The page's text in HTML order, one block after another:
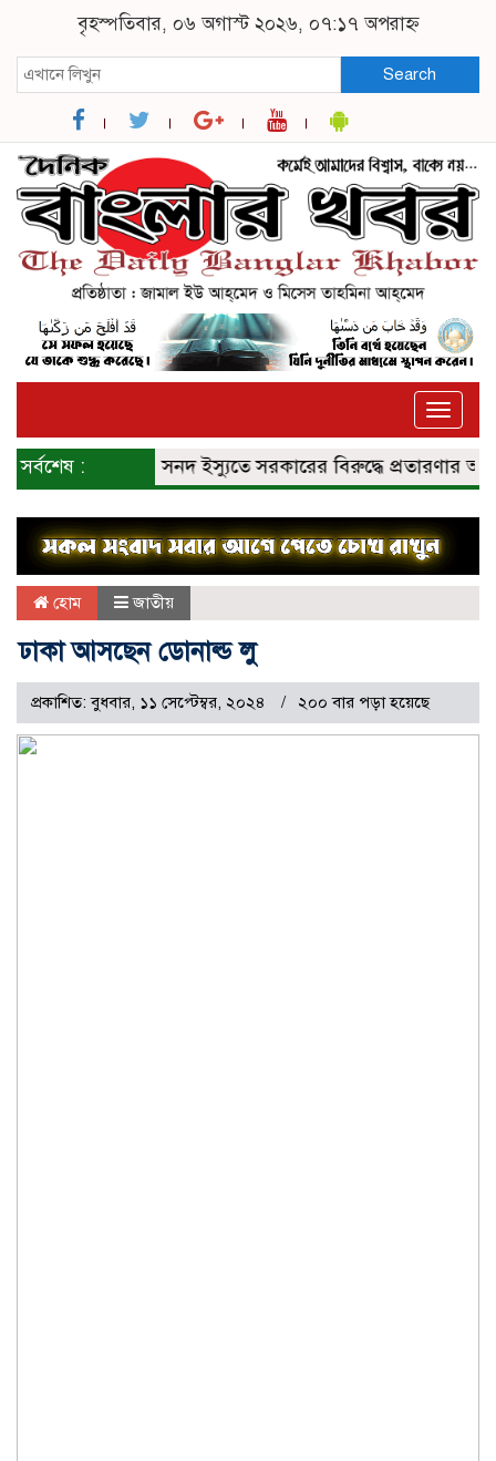
বৃহস্পতিবার, ০৬ অগাস্ট ২০২৬, ০৭:১৭ অপরাহ্ন
Search
Toggle
সর্বশেষ :জুলাই সনদ ইস্যুতে সরকারের বিরুদ্ধে প্রতারণার অভিযোগ
হোম জাতীয়
ঢাকা আসছেন ডোনাল্ড লু
প্রকাশিত: বুধবার, ১১ সেপ্টেম্বর, ২০২৪ ২০০ বার পড়া হয়েছে